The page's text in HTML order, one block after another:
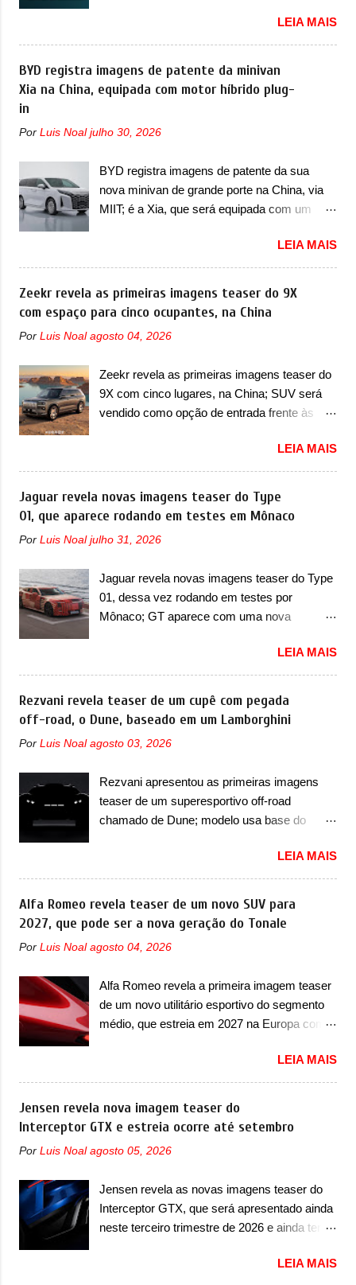
chegada do motor T200, que estreou nos
irmãos Pulse e Fastback. "A Fiat Strada é
mais do que uma picape, é uma verdadeira
revolução no mercado automotivo. Há alguns
chagaria ao topo do mercado brasileiro, algo
prova viva que time que está ganhando se
mexe sim. Ao longo da sua história, ela...
revelou as primeiras imagens teaser de uma
mudança visual para um dos seus menores
sedãs elétricos na China, pertencente à linha
Ocean. Trata-se do Seal 06 EV, lançado no
segundo semestre de 2025. Sim, há menos
vendido com mudanças visuais na dianteira e
identidade visual mais moderna da marca,
mas ainda sem motivos para que essa
mudança já seja tão recente assim (o que
consumidores). Pelas imagens teaser, se
percebe que o sedã contará com um novo
para-choque na dianteira. Ele passa a trazer
um vinco horizontal mais destacado que
atravessa toda a dianteira do sedã, passando
possui um espaço para a placa novo abaixo
do vinco e uma nova entrada de ar inferio...
LEIA MAIS
BYD registra imagens de patente da minivan
Xia na China, equipada com motor híbrido plug-
in
Por Luis Noal julho 30, 2026
BYD registra imagens de patente da sua
nova minivan de grande porte na China, via
MIIT; é a Xia, que será equipada com um
primeiras imagens de patente de uma nova
minivan, na China. Registradas no Ministério
da Indústria e Tecnologia da Informação, o
MIIT, a BYD Xia é uma nova minivan que a
marca chinesa apresentará aos
consumidores chineses para além da
Equipada com um motor híbrido plug-in
(PHEV), a nova minivan vai colocar a marca
para concorrer com uma série de outras
segmento ainda continua bastante vivo (e
com várias opções). Em termos de design, a
Xia se destaca por trazer uma dianteira com
faróis retangulares e inclinados. Os faróis
possuem projetores em LED e uma parte
na parte superior dos faróis. Essas luzes se
conectam entre si por meio de uma barra em
LED que passa abaixo da barra prateada que
LEIA MAIS
Zeekr revela as primeiras imagens teaser do 9X
com espaço para cinco ocupantes, na China
Por Luis Noal agosto 04, 2026
Zeekr revela as primeiras imagens teaser do
9X com cinco lugares, na China; SUV será
vendido como opção de entrada frente às
lançamento de uma configuração mais
simples para os interessados no 9X, na
China. O SUV topo de linha da marca poderá
ser vendido com uma opção de cinco
configuração de lançamento do SUV, de seis
(2+2+2). Agora, o maior SUV da marca será
vendido com uma configuração padrão, de
cinco lugares (2+3), que entrou em regime de
lançamento para breve. Além disso, a marca
divulgou as primeiras imagens do interior
com a nova configuração. A principal
mudança fica por conta da segunda fila de
bancos, que perde as poltronas individuais
lugares. Ao mesmo tempo, o SUV possui um
assento do meio que pode reclinar e nele
existe dois espaços de recarga por indução
LEIA MAIS
Jaguar revela novas imagens teaser do Type
01, que aparece rodando em testes em Mônaco
Por Luis Noal julho 31, 2026
Jaguar revela novas imagens teaser do Type
01, dessa vez rodando em testes por
Mônaco; GT aparece com uma nova
apresentou as novas imagens teaser do Type
01 em testes pelas ruas de Mônaco. O
modelo continua rodando em testes e chegou
no principado para o E-Prix de Fórmula E,
como apoio a equipe da Jaguar na
competição. O elétrico aproveitou para
cidade-estado como a Sainte-Dévote, Praça
do Cassino e La Rascasse. Para ir a
Mônaco, a marca inglesa apresentou uma
uma interpretação artística com o combinado
de traços monolíticos retos e circulares. O
desenvolvimento do modelo ainda continua
acontecendo e a marca fala que, em relação
ao I-Pace (primeiro elétrico da Jaguar), o
aprimoramentos pelas tecnologias
comprovadas nas pistas pela equipe campeã
mundial de carros elétricos. A marca
LEIA MAIS
Rezvani revela teaser de um cupê com pegada
off-road, o Dune, baseado em um Lamborghini
Por Luis Noal agosto 03, 2026
Rezvani apresentou as primeiras imagens
teaser de um superesportivo off-road
chamado de Dune; modelo usa base do
Rezvani apresentou as primeiras imagens
teaser de um novo superesportivo que vai
oferecer aos seus consumidores. Trata-se do
Dune, um cupê superesportivo que terá uma
proposta off-road assim como outros
esportivos recentemente tiveram, como o
Huracán Sterrato. E o modelo italiano tem
grande parte no desenvolvimento do Dune.
Baseado no Huracán, o Dune nasce com
apresentou com o Sterrato, mas com um
design ainda mais Mad Max – algo
característico da Rezvani. Junto com as
imagens, a marca já confirmou que o Dune
será um carro muito exclusivo. Ao todo,
para todo mundo, ou seja, limitado demais.
Ele será equipado com um motor V10
Supercharger capaz de desenvolver cerca de
LEIA MAIS
Alfa Romeo revela teaser de um novo SUV para
2027, que pode ser a nova geração do Tonale
Por Luis Noal agosto 04, 2026
Alfa Romeo revela a primeira imagem teaser
de um novo utilitário esportivo do segmento
médio, que estreia em 2027 na Europa com
revelou a primeira imagem teaser de um
novo utilitário esportivo da marca italiana,
previsto para ser lançado em meados de
2027. O novo modelo não tem nome ou se é
que poderia acontecer. Sabe-se apenas que
porte médio (C) e que seu lançamento foi
confirmado durante a Mesa Redonda
Nacional da Indústria Automotiva, organizada
Italy (MIMIT). Estiveram presentes Emanuele
LEIA MAIS
Jensen revela nova imagem teaser do
Interceptor GTX e estreia ocorre até setembro
Por Luis Noal agosto 05, 2026
Jensen revela as novas imagens teaser do
Interceptor GTX, que será apresentado ainda
neste terceiro trimestre de 2026 e ainda terá
Jensen International Automotive (abreviação
LEIA MAIS